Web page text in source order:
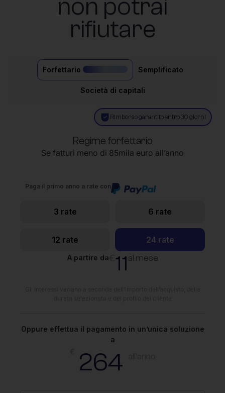
non potrai
rifiutare
Forfettario Semplificato
Società di capitali
Rimborso garantito entro 30 giorni
Regime forfettario
Se fatturi meno di 85mila euro all’anno
Paga il primo anno a rate con
3 rate 6 rate
12 rate 24 rate
A partire da 11al mese
Oppure effettua il pagamento in un’unica soluzione
a
264